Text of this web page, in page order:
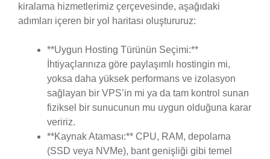
kiralama hizmetlerimiz çerçevesinde, aşağıdaki
adımları içeren bir yol haritası oluştururuz:
**Uygun Hosting Türünün Seçimi:**
İhtiyaçlarınıza göre paylaşımlı hostingin mi,
yoksa daha yüksek performans ve izolasyon
sağlayan bir VPS’in mi ya da tam kontrol sunan
fiziksel bir sunucunun mu uygun olduğuna karar
veririz.
**Kaynak Ataması:** CPU, RAM, depolama
(SSD veya NVMe), bant genişliği gibi temel